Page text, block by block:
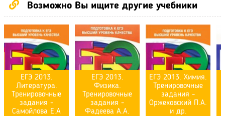
Возможно Вы ищите другие учебники
ЕГЭ 2013.
Литература.
Тренировочные
задания -
Самойлова Е.А
ЕГЭ 2013.
Физика.
Тренировочные
задания -
Фадеева А.А.
ЕГЭ 2013. Химия.
Тренировочные
задания -
Оржековский П.А.
и др.